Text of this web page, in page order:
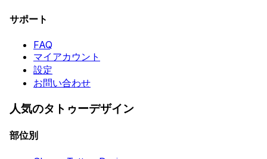
サポート
FAQ
マイアカウント
設定
お問い合わせ
人気のタトゥーデザイン
部位別